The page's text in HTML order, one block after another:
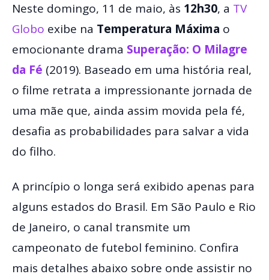
Neste domingo, 11 de maio, às 12h30, a TV
Globo exibe na Temperatura Máxima o
emocionante drama Superação: O Milagre
da Fé (2019). Baseado em uma história real,
o filme retrata a impressionante jornada de
uma mãe que, ainda assim movida pela fé,
desafia as probabilidades para salvar a vida
do filho.
A princípio o longa será exibido apenas para
alguns estados do Brasil. Em São Paulo e Rio
de Janeiro, o canal transmite um
campeonato de futebol feminino. Confira
mais detalhes abaixo sobre onde assistir no